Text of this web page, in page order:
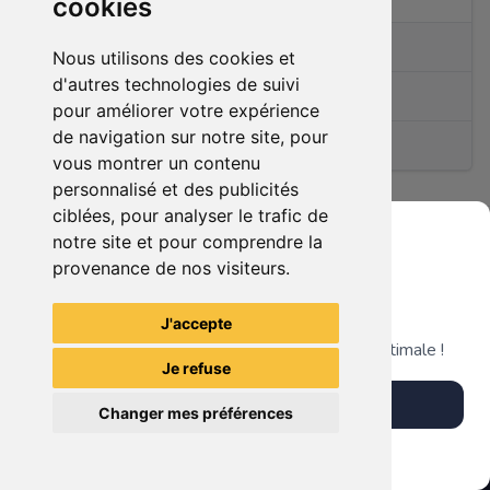
cookies
Nous utilisons des cookies et
d'autres technologies de suivi
pour améliorer votre expérience
de navigation sur notre site, pour
vous montrer un contenu
personnalisé et des publicités
ciblées, pour analyser le trafic de
notre site et pour comprendre la
provenance de nos visiteurs.
J'accepte
Je refuse
Changer mes préférences
articles en vente
Membre depuis le09/05/2022
(1)
Ce membre n'a pas encore d'article en vente.
Grenier du Geek
Télécharge notre app pour une expérience optimale !
Télécharger l'app